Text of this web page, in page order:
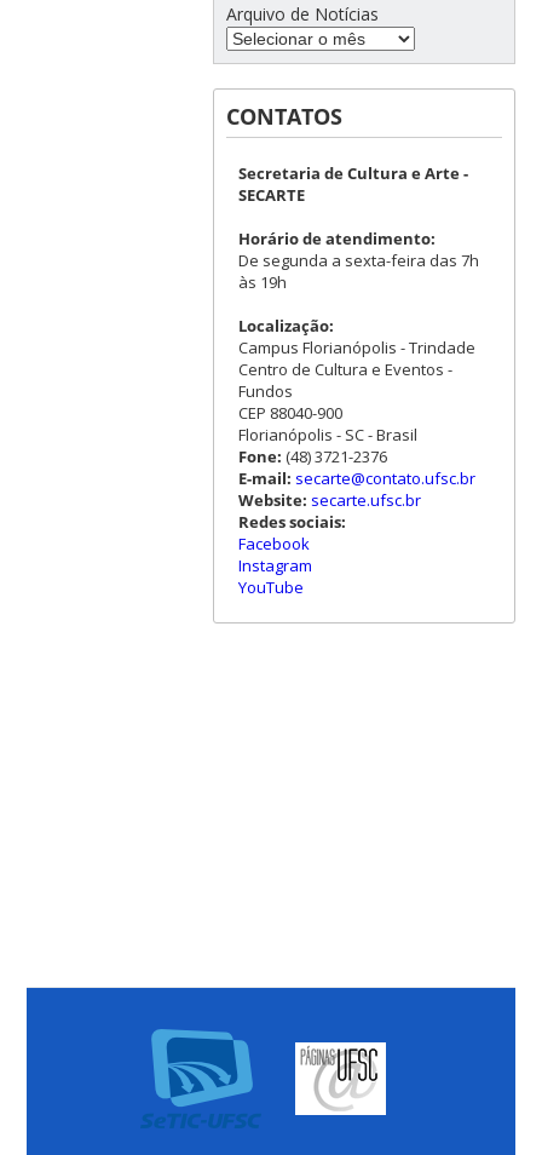
Arquivo de Notícias
CONTATOS
Secretaria de Cultura e Arte -
SECARTE
Horário de atendimento:
De segunda a sexta-feira das 7h
às 19h
Localização:
Campus Florianópolis - Trindade
Centro de Cultura e Eventos -
Fundos
CEP 88040-900
Florianópolis - SC - Brasil
Fone: (48) 3721-2376
E-mail: secarte@contato.ufsc.br
Website: secarte.ufsc.br
Redes sociais:
Facebook
Instagram
YouTube